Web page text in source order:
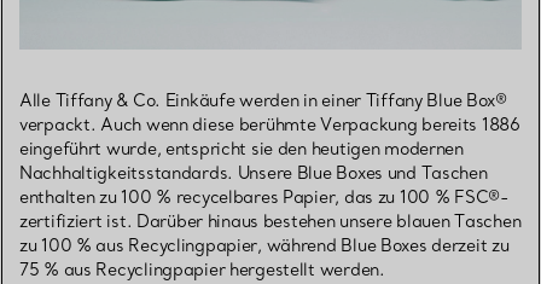
Alle Tiffany & Co. Einkäufe werden in einer Tiffany Blue Box®
verpackt. Auch wenn diese berühmte Verpackung bereits 1886
eingeführt wurde, entspricht sie den heutigen modernen
Nachhaltigkeitsstandards. Unsere Blue Boxes und Taschen
enthalten zu 100 % recycelbares Papier, das zu 100 % FSC®-
zertifiziert ist. Darüber hinaus bestehen unsere blauen Taschen
zu 100 % aus Recyclingpapier, während Blue Boxes derzeit zu
75 % aus Recyclingpapier hergestellt werden.